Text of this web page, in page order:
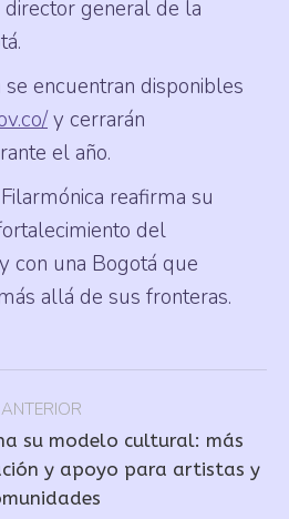
director general de la
se encuentran disponibles
y cerrarán
el año.
reafirma su
del
con una Bogotá que
allá de sus fronteras.
ANTERIOR
Publicación
anterior:
su modelo cultural: más
y apoyo para artistas y